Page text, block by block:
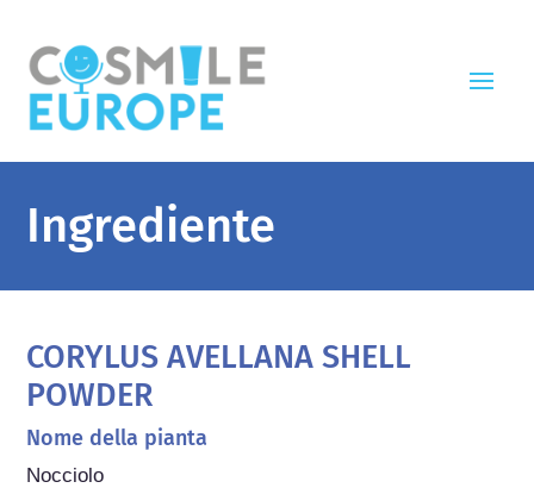
Ingrediente
CORYLUS AVELLANA SHELL
POWDER
Nome della pianta
Nocciolo